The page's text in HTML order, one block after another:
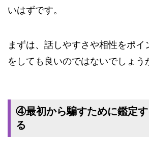
いはずです。
まずは、話しやすさや相性をポイ
をしても良いのではないでしょう
④最初から騙すために鑑定
る